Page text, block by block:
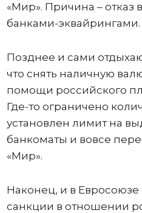
«Мир». Причина – отказ
банками-эквайрингами.
Позднее и сами
что снять наличную
помощи российского
Где-то ограничено
установлен лимит на
банкоматы и вовсе
«Мир».
Наконец, и в Евросоюзе
санкции в отношении